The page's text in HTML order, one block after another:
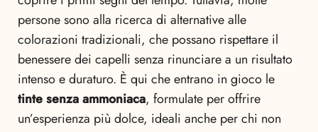
persone sono alla ricerca di alternative alle
colorazioni tradizionali, che possano rispettare il
benessere dei capelli senza rinunciare a un risultato
intenso e duraturo. È qui che entrano in gioco le
tinte senza ammoniaca, formulate per offrire
un’esperienza più dolce, ideali anche per chi non